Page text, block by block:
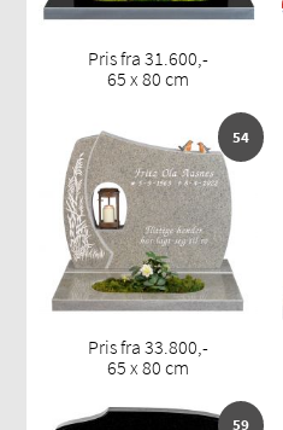
Pris fra 31.600,-
65 x 80 cm
54
Pris fra 33.800,-
65 x 80 cm
59